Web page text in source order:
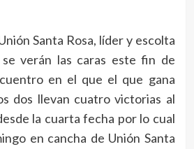
Santa Rosa, líder y escolta
verán las caras este fin de
en el que el que gana
dos llevan cuatro victorias al
la cuarta fecha por lo cual
en cancha de Unión Santa